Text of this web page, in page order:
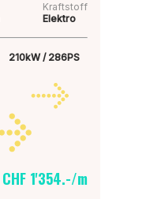
Kraftstoff
Elektro
210kW / 286PS
CHF 1'354.-/m